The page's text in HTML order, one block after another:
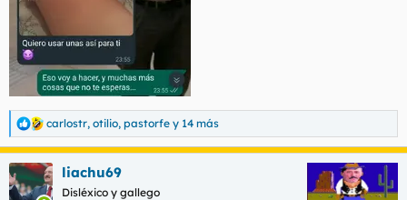
R
e
a
c
c
carlostr, otilio, pastorfe y 14 más
liachu69
Disléxico y gallego